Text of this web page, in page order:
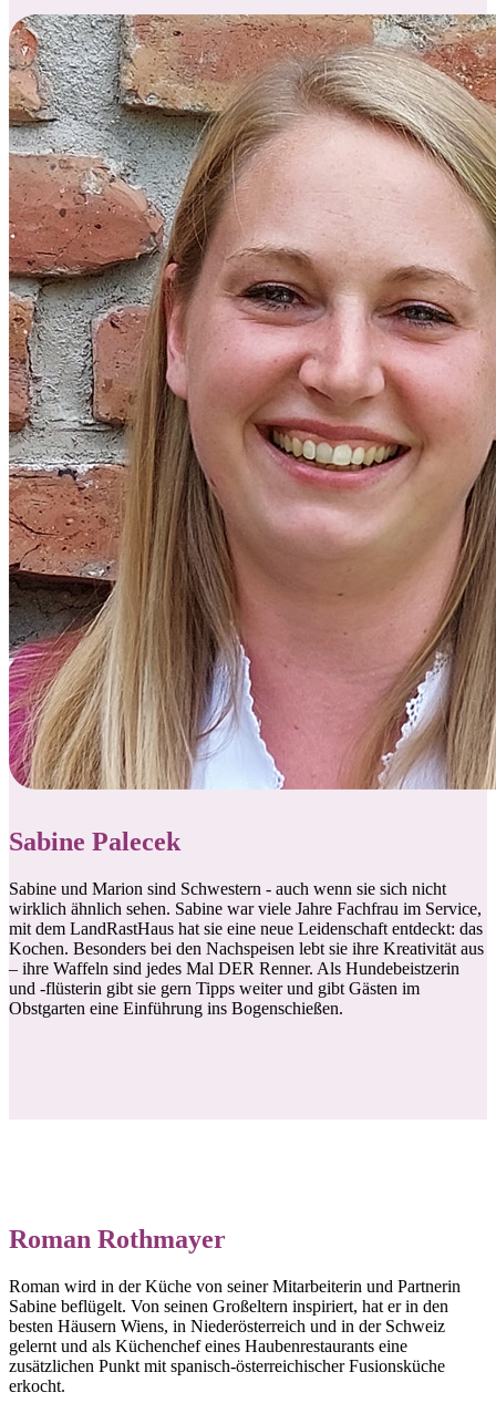
Sabine Palecek
Sabine und Marion sind Schwestern - auch wenn sie sich nicht
wirklich ähnlich sehen. Sabine war viele Jahre Fachfrau im Service,
mit dem LandRastHaus hat sie eine neue Leidenschaft entdeckt: das
Kochen. Besonders bei den Nachspeisen lebt sie ihre Kreativität aus
– ihre Waffeln sind jedes Mal DER Renner. Als Hundebeistzerin
und -flüsterin gibt sie gern Tipps weiter und gibt Gästen im
Obstgarten eine Einführung ins Bogenschießen.
Roman Rothmayer
Roman wird in der Küche von seiner Mitarbeiterin und Partnerin
Sabine beflügelt. Von seinen Großeltern inspiriert, hat er in den
besten Häusern Wiens, in Niederösterreich und in der Schweiz
gelernt und als Küchenchef eines Haubenrestaurants eine
zusätzlichen Punkt mit spanisch-österreichischer Fusionsküche
erkocht.